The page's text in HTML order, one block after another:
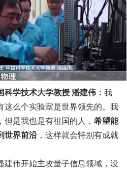
科学技术大学教授 潘建伟： 我
这么个实验室是世界领先的。我
是我也是有祖国的人， 希望能
世界前沿，这样就会特别有成就
建伟开始主攻量子信息领域，没